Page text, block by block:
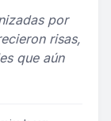
por
risas,
que aún